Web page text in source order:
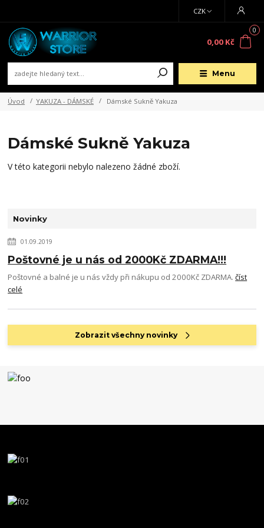
Menu
CZK
0
0,00 Kč
Úvod YAKUZA - DÁMSKÉ Dámské Sukně Yakuza
Dámské Sukně Yakuza
V této kategorii nebylo nalezeno žádné zboží.
Novinky
01.09.2019
Poštovné je u nás od 2000Kč ZDARMA!!!
Poštovné a balné je u nás vždy při nákupu od 2000Kč ZDARMA.číst
celé
Zobrazit všechny novinky